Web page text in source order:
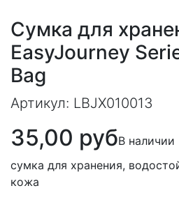
Сумка для
EasyJourney
Bag
Артикул: LBJX010013
35,00 рубВ наличии
сумка для хранения,
кожа